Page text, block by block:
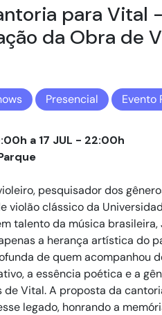
para Vital
da Obra de
Presencial Evento
a 17 JUL - 22:00h
pesquisador dos
violão clássico da
talento da música brasileira,
a herança artística do
de quem acompanhou
a essência poética e a
de Vital. A proposta da
legado, honrando a